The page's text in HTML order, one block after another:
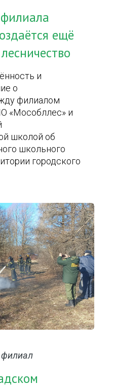
ещё
и
о
филиалом
«Мособллес» и
школой об
школьного
городского
филиал